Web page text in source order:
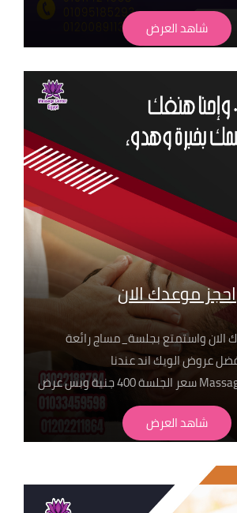
مساج تبدأ من 449 ج بس
شاهد العرض
احجز موعدك الان
الان واستمتع بجلسة_مساج رائعة
عروض الويك اند عندنا
Massage Centetr Egypt سعر الجلسة 400 جنية وبس عرض
لفترة محدودة
عندنا يبقا لازم تعرف اهم ما يميزنا
شاهد العرض